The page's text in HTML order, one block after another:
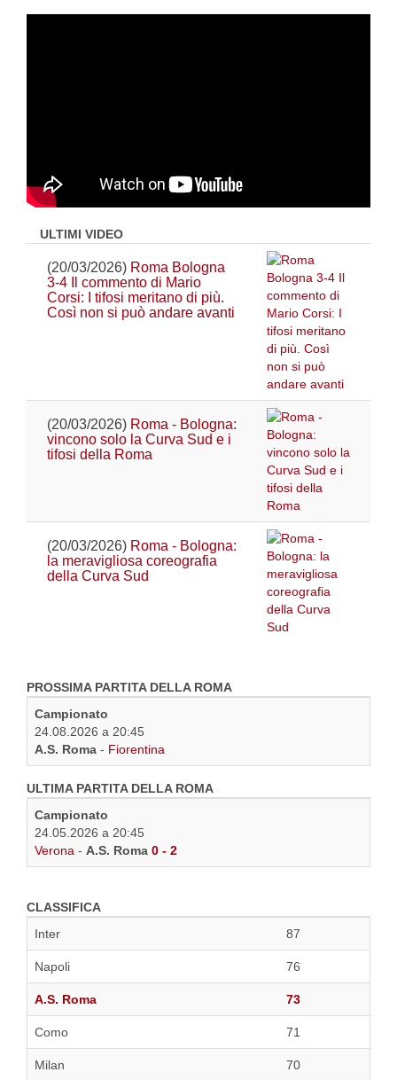
ULTIMI VIDEO
(20/03/2026) Roma Bologna
3-4 Il commento di Mario
Corsi: I tifosi meritano di più.
Così non si può andare avanti
(20/03/2026) Roma - Bologna:
vincono solo la Curva Sud e i
tifosi della Roma
(20/03/2026) Roma - Bologna:
la meravigliosa coreografia
della Curva Sud
PROSSIMA PARTITA DELLA ROMA
Campionato
24.08.2026 a 20:45
A.S. Roma - Fiorentina
ULTIMA PARTITA DELLA ROMA
Campionato
24.05.2026 a 20:45
Verona - A.S. Roma 0 - 2
CLASSIFICA
Inter
87
Napoli 76
A.S. Roma 73
Como 71
Milan 70